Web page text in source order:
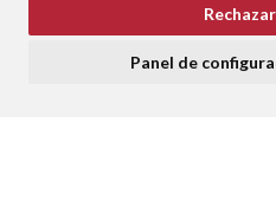
consideramos que acepta su
ninguna acción, se guardarán
Panel de